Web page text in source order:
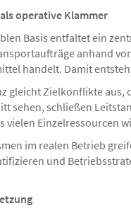
operative Klammer
Basis entfaltet ein
anhand
handelt. Damit
gleicht Zielkonflikte
sehen, schließen
vielen Einzelressourcen
im realen Betrieb
und